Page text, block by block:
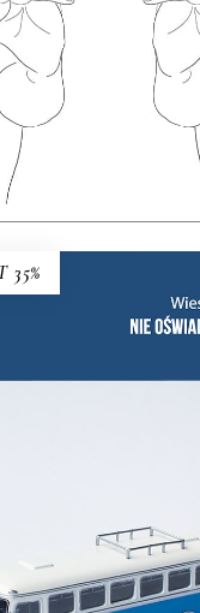
KSIĄŻKA DO KOSZYKA
35%
35.75
KSIĄŻKA DO KOSZYKA